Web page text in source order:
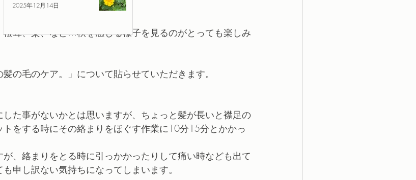
松茸、栗、など…秋を感じる様子を見るのがとっても楽しみ
の毛のケア。」について貼らせていただきます。
た事がないかとは思いますが、ちょっと髪が長いと襟足の
をする時にその絡まりをほぐす作業に10分15分とかかっ
、絡まりをとる時に引っかかったりして痛い時なども出て
申し訳ない気持ちになってしまいます。
2025年12月14日